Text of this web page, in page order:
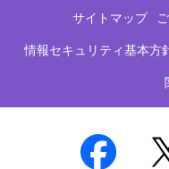
サイトマップ
情報セキュリティ基本方